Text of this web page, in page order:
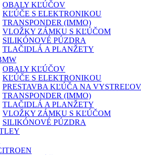
OBALY KĽÚČOV
KĽÚČE S ELEKTRONIKOU
TRANSPONDER (IMMO)
VLOŽKY ZÁMKU S KĽÚČOM
SILIKÓNOVÉ PÚZDRA
TLAČIDLÁ A PLANŽETY
OBALY KĽÚČOV
KĽÚČE S ELEKTRONIKOU
PRESTAVBA KĽÚČA NA
TRANSPONDER (IMMO)
TLAČIDLÁ A PLANŽETY
VLOŽKY ZÁMKU S KĽÚČOM
SILIKÓNOVÉ PÚZDRA